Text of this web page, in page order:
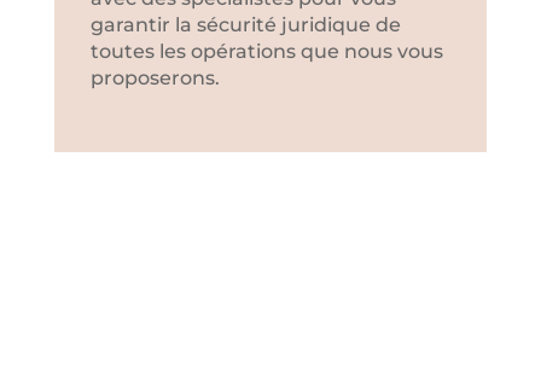
garantir la sécurité juridique de
toutes les opérations que nous vous
proposerons.